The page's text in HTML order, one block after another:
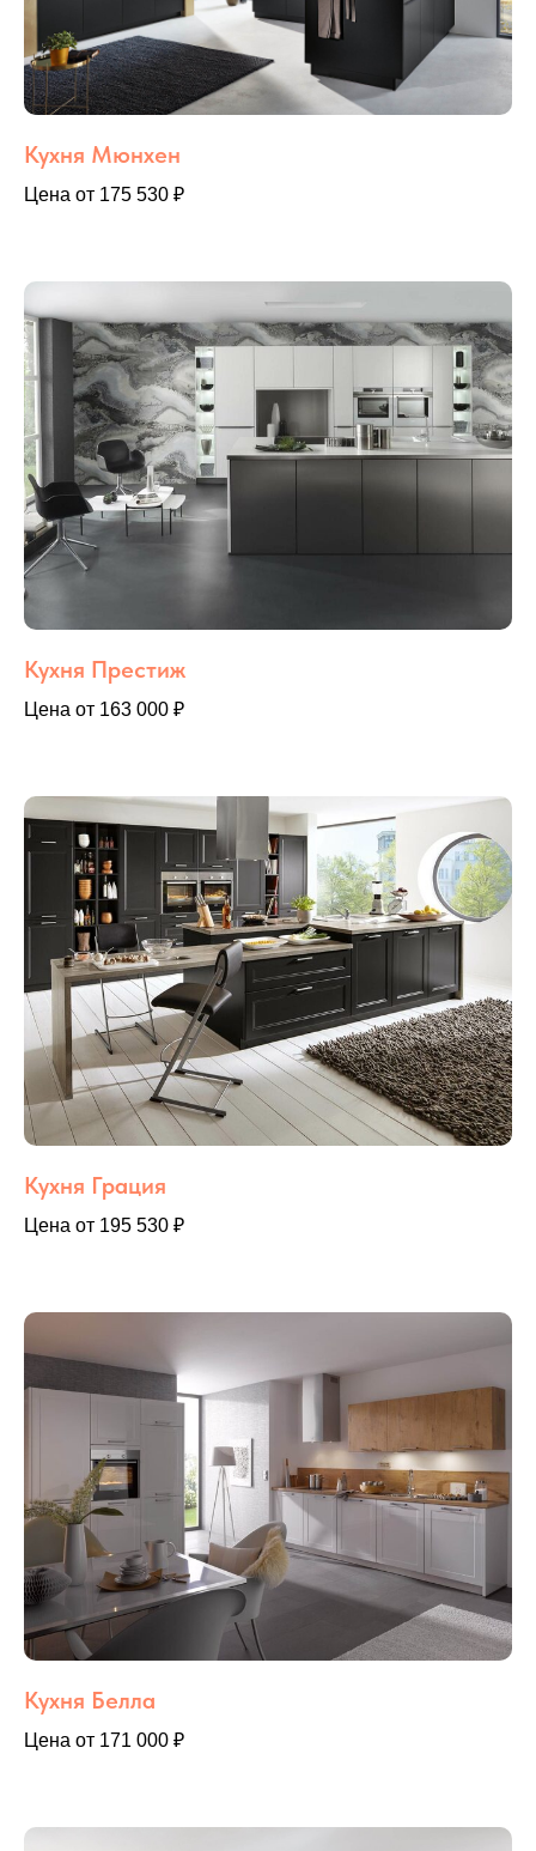
Кухня Мюнхен
Цена от 175 530 ₽
Кухня Престиж
Цена от 163 000 ₽
Кухня Грация
Цена от 195 530 ₽
Кухня Белла
Цена от 171 000 ₽